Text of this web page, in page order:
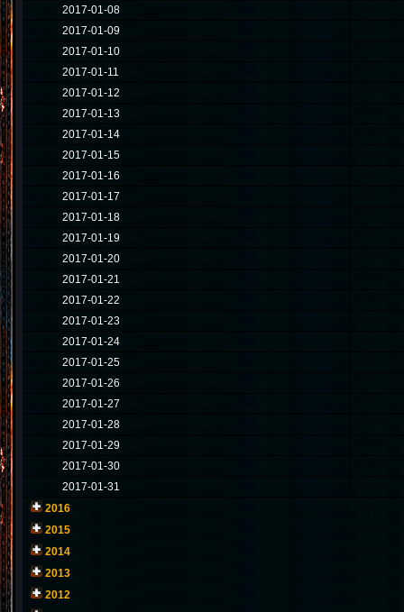
2017-01-08
2017-01-09
2017-01-10
2017-01-11
2017-01-12
2017-01-13
2017-01-14
2017-01-15
2017-01-16
2017-01-17
2017-01-18
2017-01-19
2017-01-20
2017-01-21
2017-01-22
2017-01-23
2017-01-24
2017-01-25
2017-01-26
2017-01-27
2017-01-28
2017-01-29
2017-01-30
2017-01-31
2016
2015
2014
2013
2012